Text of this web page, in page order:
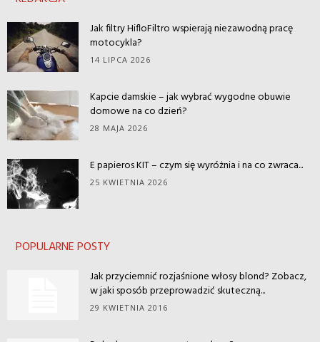
Jak filtry HifloFiltro wspierają niezawodną pracę
motocykla?
14 LIPCA 2026
Kapcie damskie – jak wybrać wygodne obuwie
domowe na co dzień?
28 MAJA 2026
E papieros KIT – czym się wyróżnia i na co zwraca...
25 KWIETNIA 2026
POPULARNE POSTY
Jak przyciemnić rozjaśnione włosy blond? Zobacz,
w jaki sposób przeprowadzić skuteczną...
29 KWIETNIA 2016